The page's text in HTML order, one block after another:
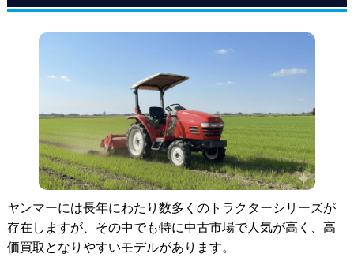
ヤンマーには長年にわたり数多くのトラクターシリーズが
存在しますが、その中でも特に中古市場で人気が高く、高
価買取となりやすいモデルがあります。